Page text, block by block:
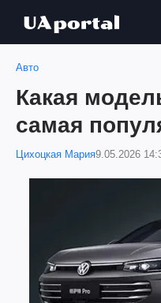
Авто
Какая
самая
Цихоцкая Мария9.05.2026